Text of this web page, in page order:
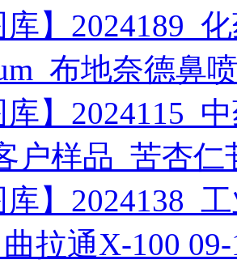
库】2024189_
布地奈德鼻
库】2024115_
户样品_苦杏
库】2024138_
拉通X-100